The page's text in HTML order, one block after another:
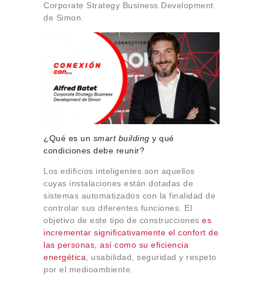
Corporate Strategy Business Development
de Simon.
¿Qué es un smart building y qué
condiciones debe reunir?
Los edificios inteligentes son aquellos
cuyas instalaciones están dotadas de
sistemas automatizados con la finalidad de
controlar sus diferentes funciones. El
objetivo de este tipo de construcciones es
incrementar significativamente el confort de
las personas, así como su eficiencia
energética , usabilidad, seguridad y respeto
por el medioambiente.